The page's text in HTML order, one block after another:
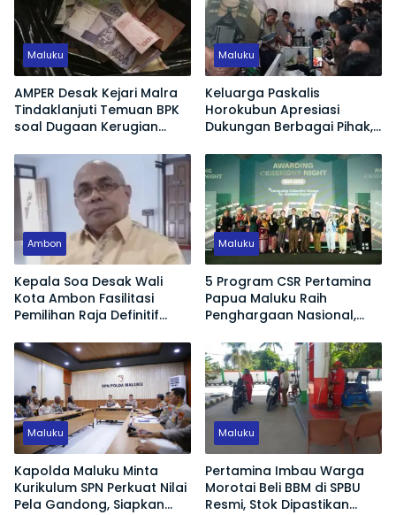
Maluku
AMPER Desak Kejari Malra
Tindaklanjuti Temuan BPK
soal Dugaan Kerugian
Langgur
Maluku
Keluarga Paskalis
Horokubun Apresiasi
Dukungan Berbagai Pihak,
Adik Korban Tetap
Terjamin
Ambon
Kepala Soa Desak Wali
Kota Ambon Fasilitasi
Pemilihan Raja Definitif
Maluku
5 Program CSR Pertamina
Papua Maluku Raih
Penghargaan Nasional,
Ekonomi hingga Konservasi
Lingkungan
Maluku
Kapolda Maluku Minta
Kurikulum SPN Perkuat Nilai
Pela Gandong, Siapkan
Maluku
Pertamina Imbau Warga
Morotai Beli BBM di SPBU
Resmi, Stok Dipastikan